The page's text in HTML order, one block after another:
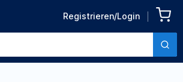
Registrieren/Login
Paar |
Zurück zu den Produktdetails